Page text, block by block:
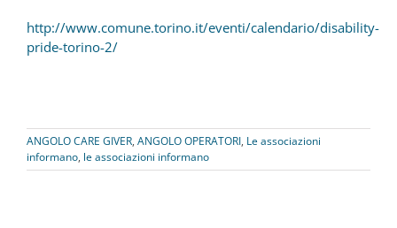
http://www.comune.torino.it/eventi/calendario/disability-
pride-torino-2/
ANGOLO CARE GIVER, ANGOLO OPERATORI, Le associazioni
informano, le associazioni informano